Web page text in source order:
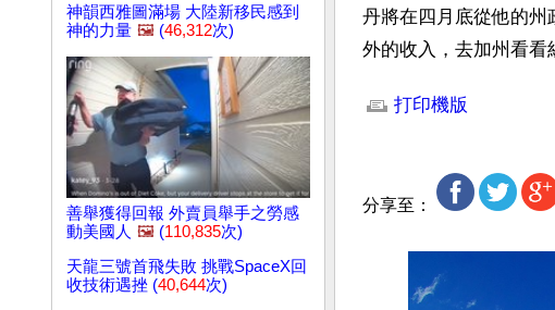
神韻西雅圖滿場 大陸新移民感到
神的力量 🖼️ (46,312次)
善舉獲得回報 外賣員舉手之勞感
動美國人 🖼️ (110,835次)
天龍三號首飛失敗 挑戰SpaceX回
收技術遇挫 (40,644次)
丹將在四月底從他的
外的收入，去加州看
打印機版
分享至：